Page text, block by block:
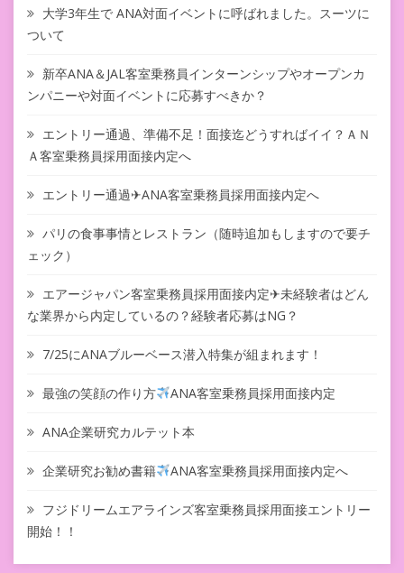
大学3年生で ANA対面イベントに呼ばれました。スーツに
ついて
新卒ANA＆JAL客室乗務員インターンシップやオープンカ
ンパニーや対面イベントに応募すべきか？
エントリー通過、準備不足！面接迄どうすればイイ？ＡＮ
Ａ客室乗務員採用面接内定へ
エントリー通過✈ANA客室乗務員採用面接内定へ
パリの食事事情とレストラン（随時追加もしますので要チ
ェック）
エアージャパン客室乗務員採用面接内定✈未経験者はどん
な業界から内定しているの？経験者応募はNG？
7/25にANAブルーベース潜入特集が組まれます！
最強の笑顔の作り方 ANA客室乗務員採用面接内定
ANA企業研究カルテット本
企業研究お勧め書籍 ANA客室乗務員採用面接内定へ
フジドリームエアラインズ客室乗務員採用面接エントリー
開始！！